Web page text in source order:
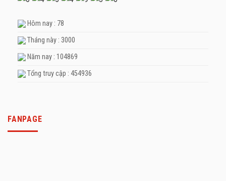
Hôm nay : 78
Tháng này : 3000
Năm nay : 104869
Tổng truy cập : 454936
FANPAGE